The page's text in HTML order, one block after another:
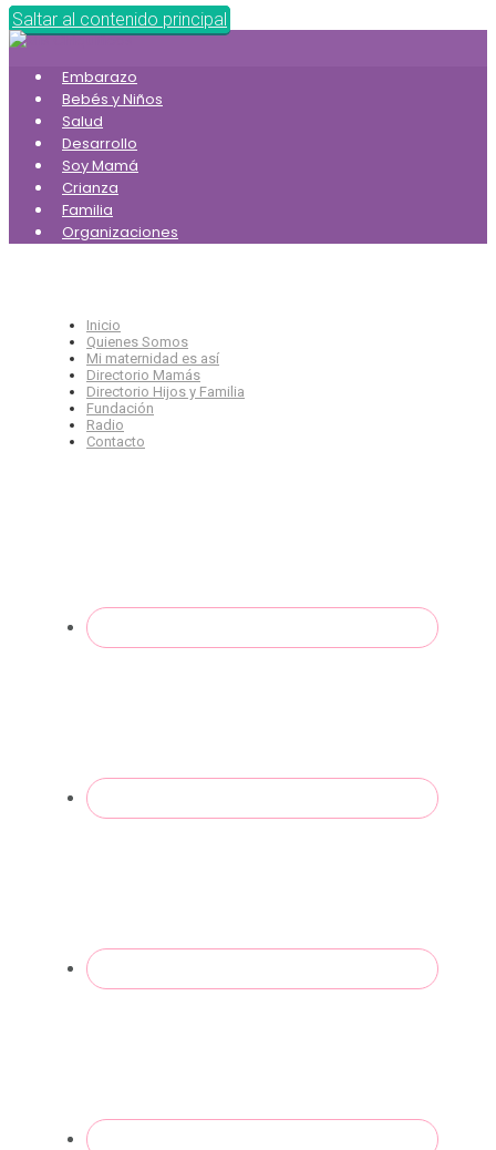
Saltar al contenido principal
Embarazo
Bebés y Niños
Salud
Desarrollo
Soy Mamá
Crianza
Familia
Organizaciones
Inicio
Quienes Somos
Mi maternidad es así
Directorio Mamás
Directorio Hijos y Familia
Fundación
Radio
Contacto